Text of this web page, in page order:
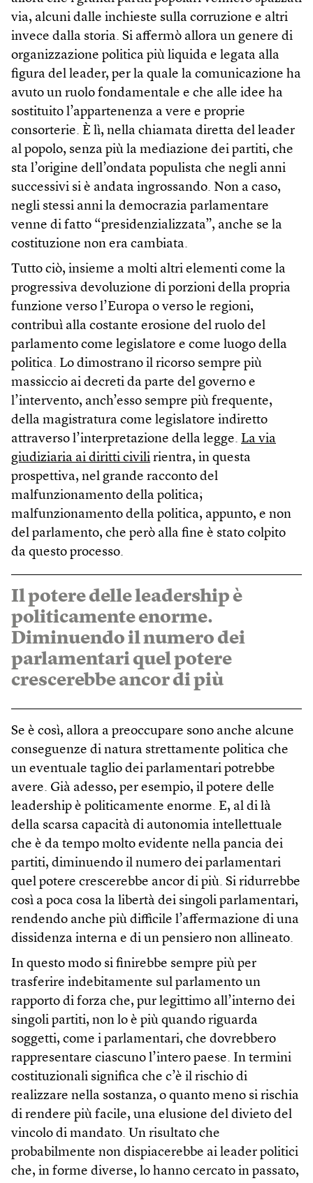
via, alcuni dalle inchieste sulla corruzione e altri
invece dalla storia. Si affermò allora un genere di
organizzazione politica più liquida e legata alla
figura del leader, per la quale la comunicazione ha
avuto un ruolo fondamentale e che alle idee ha
sostituito l’appartenenza a vere e proprie
consorterie. È lì, nella chiamata diretta del leader
al popolo, senza più la mediazione dei partiti, che
sta l’origine dell’ondata populista che negli anni
successivi si è andata ingrossando. Non a caso,
negli stessi anni la democrazia parlamentare
venne di fatto “presidenzializzata”, anche se la
costituzione non era cambiata.
Tutto ciò, insieme a molti altri elementi come la
progressiva devoluzione di porzioni della propria
funzione verso l’Europa o verso le regioni,
contribuì alla costante erosione del ruolo del
parlamento come legislatore e come luogo della
politica. Lo dimostrano il ricorso sempre più
massiccio ai decreti da parte del governo e
l’intervento, anch’esso sempre più frequente,
della magistratura come legislatore indiretto
attraverso l’interpretazione della legge. La via
giudiziaria ai diritti civili rientra, in questa
prospettiva, nel grande racconto del
malfunzionamento della politica;
malfunzionamento della politica, appunto, e non
del parlamento, che però alla fine è stato colpito
da questo processo.
Il potere delle leadership è
politicamente enorme.
Diminuendo il numero dei
parlamentari quel potere
crescerebbe ancor di più
Se è così, allora a preoccupare sono anche alcune
conseguenze di natura strettamente politica che
un eventuale taglio dei parlamentari potrebbe
avere. Già adesso, per esempio, il potere delle
leadership è politicamente enorme. E, al di là
della scarsa capacità di autonomia intellettuale
che è da tempo molto evidente nella pancia dei
partiti, diminuendo il numero dei parlamentari
quel potere crescerebbe ancor di più. Si ridurrebbe
così a poca cosa la libertà dei singoli parlamentari,
rendendo anche più difficile l’affermazione di una
dissidenza interna e di un pensiero non allineato.
In questo modo si finirebbe sempre più per
trasferire indebitamente sul parlamento un
rapporto di forza che, pur legittimo all’interno dei
singoli partiti, non lo è più quando riguarda
soggetti, come i parlamentari, che dovrebbero
rappresentare ciascuno l’intero paese. In termini
costituzionali significa che c’è il rischio di
realizzare nella sostanza, o quanto meno si rischia
di rendere più facile, una elusione del divieto del
vincolo di mandato. Un risultato che
probabilmente non dispiacerebbe ai leader politici
che, in forme diverse, lo hanno cercato in passato,